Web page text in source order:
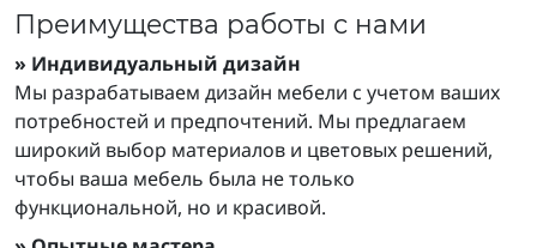
Преимущества работы с нами
» Индивидуальный дизайн
Мы разрабатываем дизайн мебели с учетом ваших
потребностей и предпочтений. Мы предлагаем
широкий выбор материалов и цветовых решений,
чтобы ваша мебель была не только
функциональной, но и красивой.